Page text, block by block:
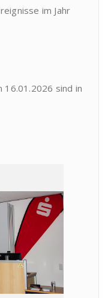
im Jahr
16.01.2026 sind in